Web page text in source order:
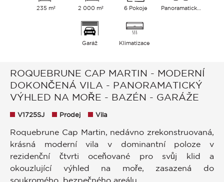
235 m² 2 000 m² 6 Pokoje Panoramatický Město Moře
Garáž Klimatizace
ROQUEBRUNE CAP MARTIN - MODERNÍ
DOKONČENÁ VILA - PANORAMATICKÝ
VÝHLED NA MOŘE - BAZÉN - GARÁŽE
V1725SJ Prodej Vila
Roquebrune Cap Martin, nedávno zrekonstruovaná,
krásná moderní vila v dominantní poloze v
rezidenční čtvrti oceňované pro svůj klid a
okouzlující výhled na moře, zasazená do
soukromého, bezpečného areálu.